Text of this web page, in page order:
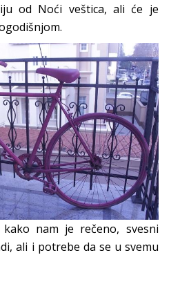
od Noći veštica, ali će je
nam je rečeno, svesni
ali i potrebe da se u svemu